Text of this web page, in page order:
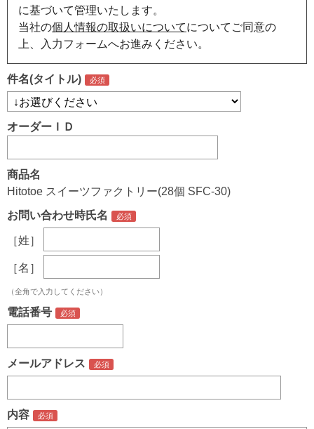
に基づいて管理いたします。
当社の個人情報の取扱いについてについてご同意の
上、入力フォームへお進みください。
件名(タイトル)
オーダーＩＤ
商品名
Hitotoe スイーツファクトリー(28個 SFC-30)
お問い合わせ時氏名
［姓］
［名］
（全角で入力してください）
電話番号
メールアドレス
内容